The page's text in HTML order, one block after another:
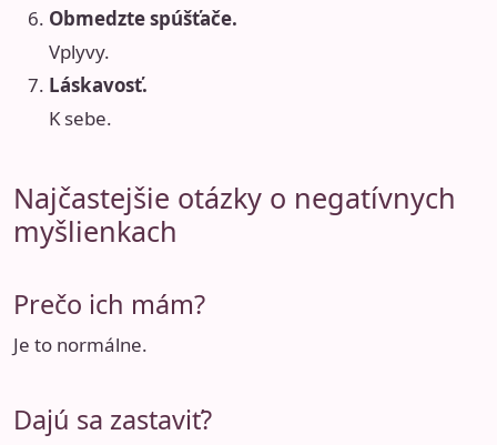
Obmedzte spúšťače.
Vplyvy.
Láskavosť.
K sebe.
Najčastejšie otázky o negatívnych
myšlienkach
Prečo ich mám?
Je to normálne.
Dajú sa zastaviť?